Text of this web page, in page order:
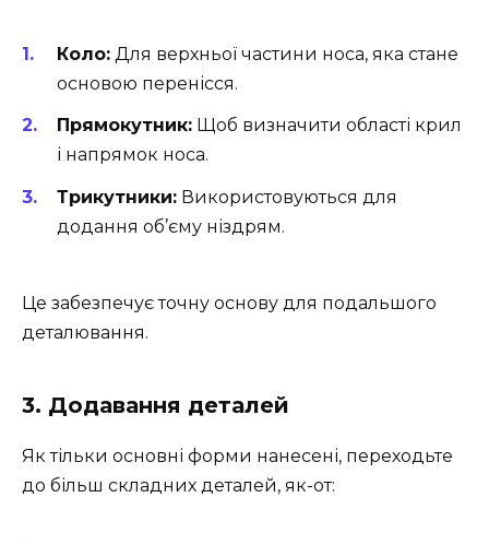
Коло: Для верхньої частини носа, яка стане
основою перенісся.
Прямокутник: Щоб визначити області крил
і напрямок носа.
Трикутники: Використовуються для
додання об’єму ніздрям.
Це забезпечує точну основу для подальшого
деталювання.
3. Додавання деталей
Як тільки основні форми нанесені, переходьте
до більш складних деталей, як-от: